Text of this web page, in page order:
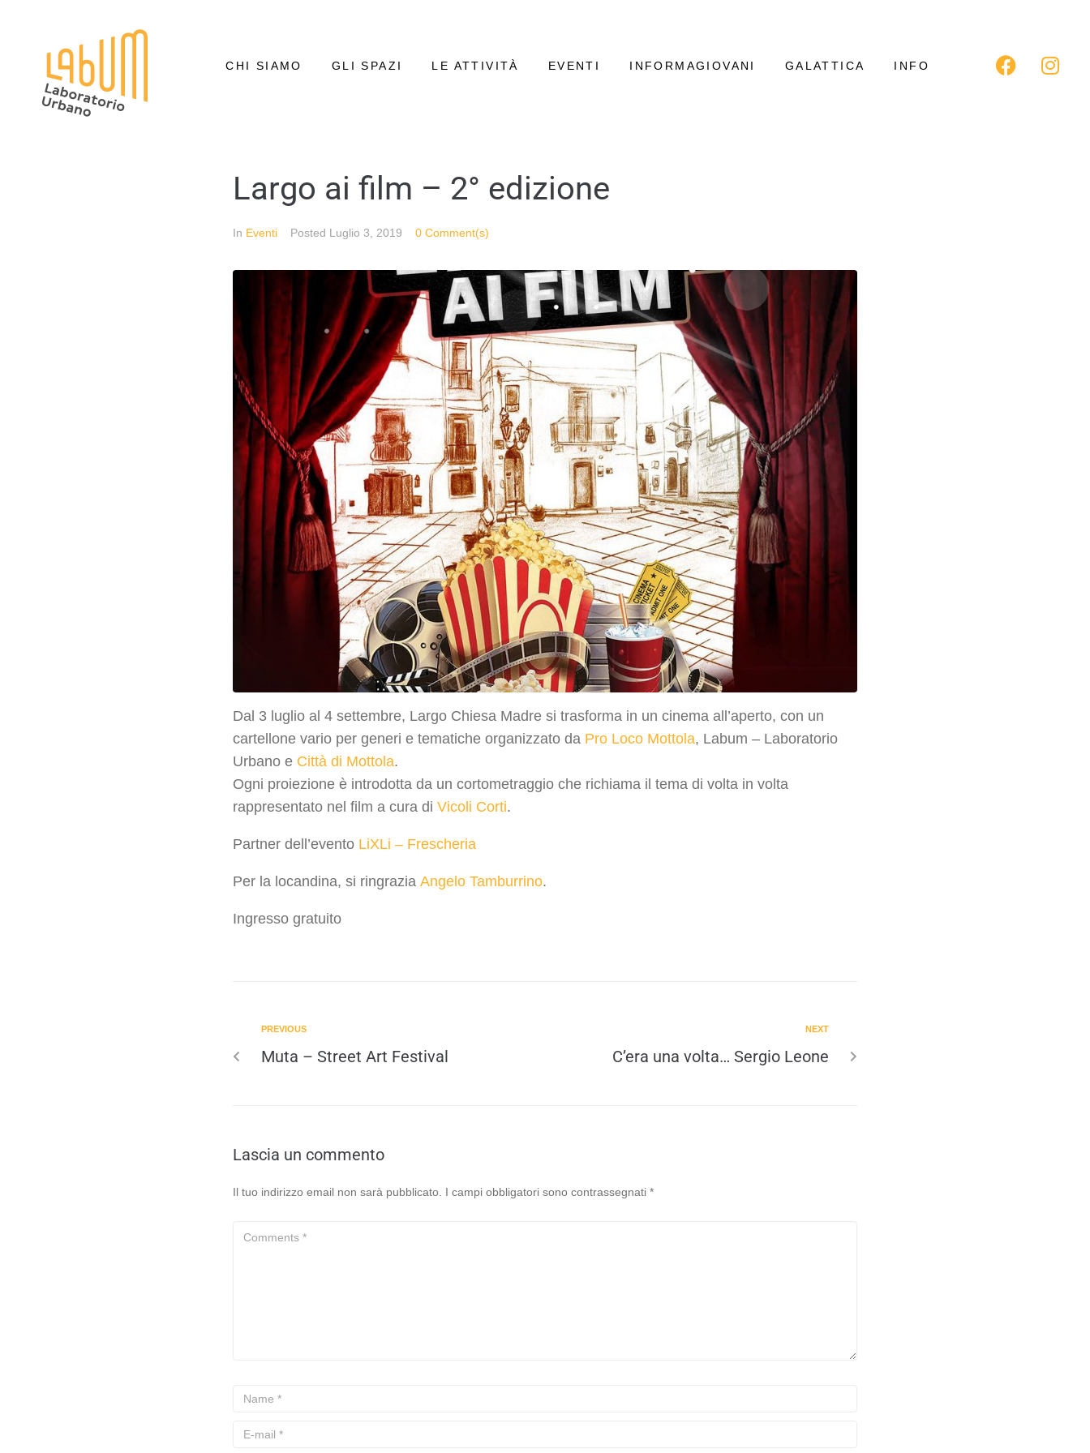
CHI SIAMO GLI SPAZI LE ATTIVITÀ EVENTI INFORMAGIOVANI GALATTICA INFO
Largo ai film – 2° edizione
In Eventi Posted Luglio 3, 2019 0 Comment(s)
Dal 3 luglio al 4 settembre, Largo Chiesa Madre si trasforma in un cinema all’aperto, con un
cartellone vario per generi e tematiche organizzato da Pro Loco Mottola, Labum – Laboratorio
Urbano e Città di Mottola.
Ogni proiezione è introdotta da un cortometraggio che richiama il tema di volta in volta
rappresentato nel film a cura di Vicoli Corti.
Partner dell’evento LiXLi – Frescheria
Per la locandina, si ringrazia Angelo Tamburrino.
Ingresso gratuito
PREVIOUS
Muta – Street Art Festival
NEXT
C’era una volta… Sergio Leone
Lascia un commento
Il tuo indirizzo email non sarà pubblicato. I campi obbligatori sono contrassegnati *